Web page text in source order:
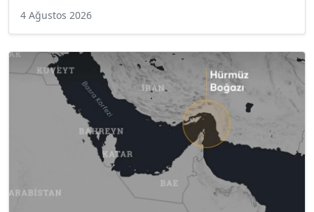
4 Ağustos 2026